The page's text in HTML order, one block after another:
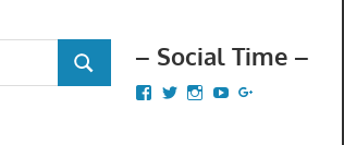
– Social Time –
Facebook
TwitterInstagram
YouTube
SEARCH